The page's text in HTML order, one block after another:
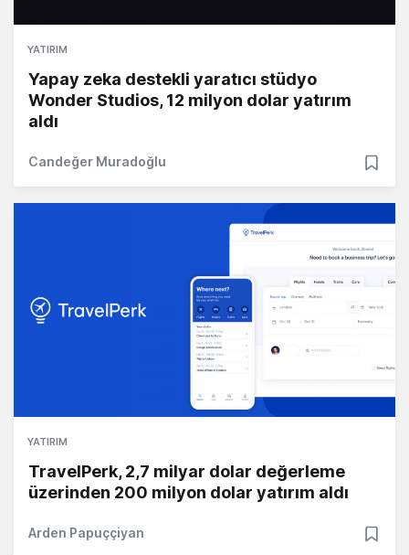
YATIRIM
Yapay zeka destekli yaratıcı stüdyo
Wonder Studios, 12 milyon dolar yatırım
aldı
Candeğer Muradoğlu
YATIRIM
TravelPerk, 2,7 milyar dolar değerleme
üzerinden 200 milyon dolar yatırım aldı
Arden Papuççiyan